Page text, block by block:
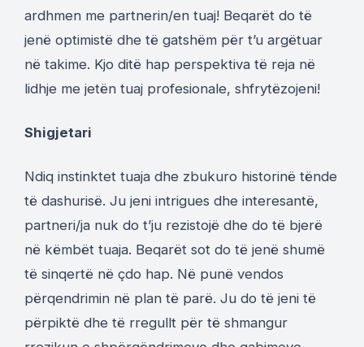
ardhmen me partnerin/en tuaj! Beqarët do të
jenë optimistë dhe të gatshëm për t’u argëtuar
në takime. Kjo ditë hap perspektiva të reja në
lidhje me jetën tuaj profesionale, shfrytëzojeni!
Shigjetari
Ndiq instinktet tuaja dhe zbukuro historinë tënde
të dashurisë. Ju jeni intrigues dhe interesantë,
partneri/ja nuk do t’ju rezistojë dhe do të bjerë
në këmbët tuaja. Beqarët sot do të jenë shumë
të sinqertë në çdo hap. Në punë vendos
përqendrimin në plan të parë. Ju do të jeni të
përpiktë dhe të rregullt për të shmangur